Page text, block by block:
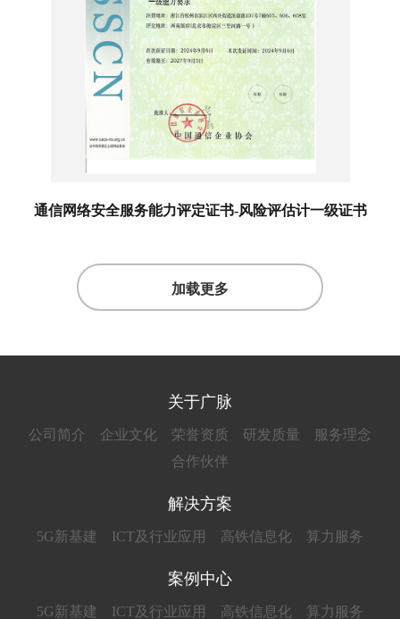
通信网络安全服务能力评定证书-风险评估计一级证书
加载更多
关于广脉
公司简介 企业文化 荣誉资质 研发质量
服务理念
合作伙伴
解决方案
5G新基建 ICT及行业应用 高铁信息化 算力服务
案例中心
5G新基建 ICT及行业应用 高铁信息化 算力服务